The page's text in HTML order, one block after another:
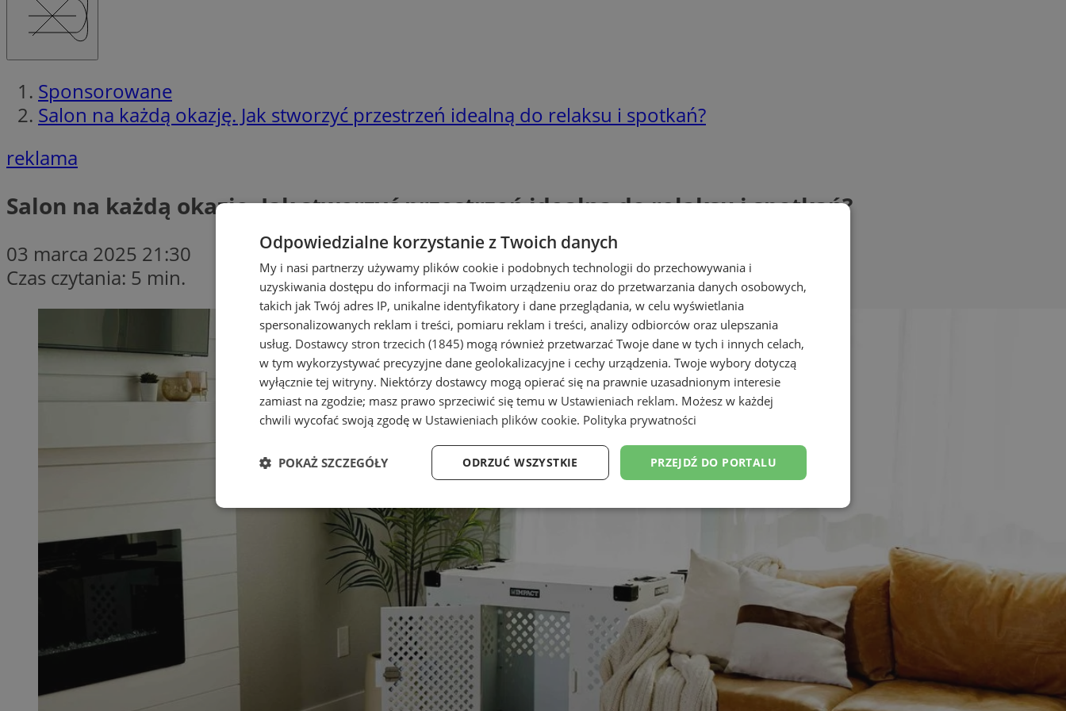
Sponsorowane
Salon na każdą okazję. Jak stworzyć przestrzeń idealną do relaksu i spotkań?
reklama
Salon na każdą okazję. Jak stworzyć przestrzeń idealną do relaksu i spotkań?
03 marca 2025 21:30
Czas czytania: 5 min.
Odpowiedzialne korzystanie z Twoich danych
My i nasi partnerzy używamy plików cookie i podobnych technologii do przechowywania i
uzyskiwania dostępu do informacji na Twoim urządzeniu oraz do przetwarzania danych osobowych,
takich jak Twój adres IP, unikalne identyfikatory i dane przeglądania, w celu wyświetlania
spersonalizowanych reklam i treści, pomiaru reklam i treści, analizy odbiorców oraz ulepszania
usług. Dostawcy stron trzecich (1845) mogą również przetwarzać Twoje dane w tych i innych celach,
w tym wykorzystywać precyzyjne dane geolokalizacyjne i cechy urządzenia. Twoje wybory dotyczą
wyłącznie tej witryny. Niektórzy dostawcy mogą opierać się na prawnie uzasadnionym interesie
zamiast na zgodzie; masz prawo sprzeciwić się temu w Ustawieniach reklam. Możesz w każdej
chwili wycofać swoją zgodę w Ustawieniach plików cookie. Polityka prywatności
PRZEJDŹ DO PORTALU
ODRZUĆ WSZYSTKIE
POKAŻ SZCZEGÓŁY
Niezbędne Wydajność Targetowanie Funkcjonalność Niesklasyfikowane
Niezbędne Wydajność Targetowanie Funkcjonalność Niesklasyfikowane
Niezbędne pliki cookie umożliwiają korzystanie z podstawowych funkcji strony internetowej, takich jak logowanie użytkownika i
zarządzanie kontem. Bez niezbędnych plików cookie nie można prawidłowo korzystać ze strony internetowej.
Provider/Domena